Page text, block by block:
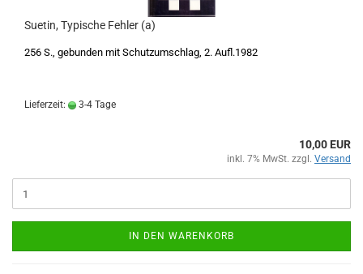
Suetin, Typische Fehler (a)
256 S., gebunden mit Schutzumschlag, 2. Aufl.1982
Lieferzeit: 3-4 Tage
10,00 EUR
inkl. 7% MwSt. zzgl. Versand
IN DEN WARENKORB